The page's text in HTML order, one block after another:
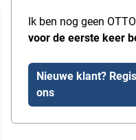
Ik ben nog geen
voor de eerste keer
Nieuwe klant?
ons